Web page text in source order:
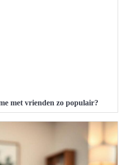
met vrienden zo populair?